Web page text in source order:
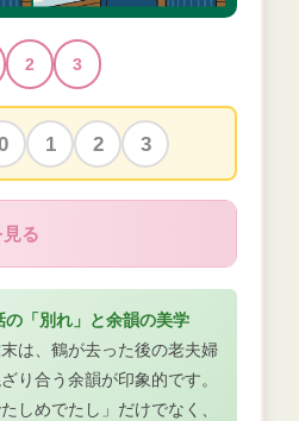
2 3
1 2 3
る
「別れ」と余韻の美学
末は、鶴が去った後の老夫婦
り合う余韻が印象的です。
しめでたし」だけでなく、